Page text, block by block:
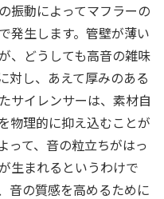
振動によってマフラーの
発生します。管壁が薄い
、どうしても高音の雑味
対し、あえて厚みのある
サイレンサーは、素材自
物理的に抑え込むことが
って、音の粒立ちがはっ
生まれるというわけで
音の質感を高めるために